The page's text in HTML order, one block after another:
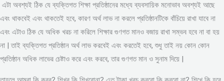
এটা অবশ্যই ঠিক যে ব্যক্তিগত শিক্ষা প্রতিষ্ঠানের মধ্যে ব্যবসায়িক মনোভাব অবশ্যই আছে
এবং থাকবেই এবং থাকতেই হবে, কারণ অর্থ লাভ না করলে প্রতিষ্ঠানটিকে বাঁচিয়ে রাখা যাবে না
এবং এটাও ঠিক যে অধিক খরচ না করিলে শিক্ষার গুণগত মানও বজায় রাখা সম্ভব হবে না বা হয়
না | তাই ব্যক্তিগত প্রতিষ্ঠান অর্থ লাভ করবেই এবং করতেই হবে, শুধু তাই নয় কোন কোন
প্রতিষ্ঠান অধিক লাভের চেষ্টাও করে এবং করবে, তার গুণগত মান ও সুনাম দিয়ে |